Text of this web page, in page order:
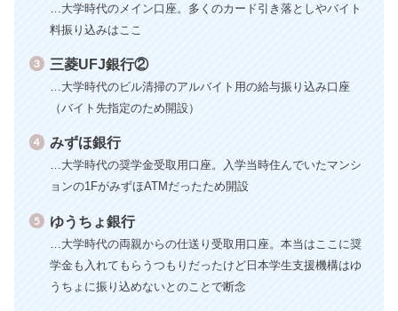
…大学時代のメイン口座。多くのカード引き落としやバイト
料振り込みはここ
三菱UFJ銀行②
…大学時代のビル清掃のアルバイト用の給与振り込み口座
（バイト先指定のため開設）
みずほ銀行
…大学時代の奨学金受取用口座。入学当時住んでいたマンシ
ョンの1FがみずほATMだったため開設
ゆうちょ銀行
…大学時代の両親からの仕送り受取用口座。本当はここに奨
学金も入れてもらうつもりだったけど日本学生支援機構はゆ
うちょに振り込めないとのことで断念